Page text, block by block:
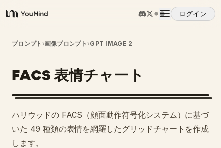
YouMind
ログイン
概要
ユースケース
プロンプト
プロンプト ›画像プロンプト ›GPT IMAGE 2
FACS 表情チャート
ハリウッドの FACS（顔面動作符号化システム）に基づ
いた 49 種類の表情を網羅したグリッドチャートを作成
します。